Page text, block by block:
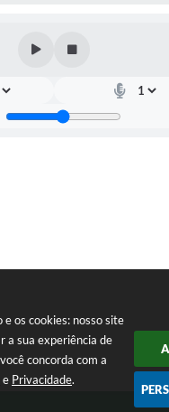
os cookies: nosso site
a sua experiência de
concorda com a
e Privacidade.